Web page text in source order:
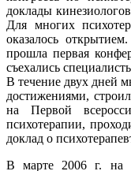
доклады
Для многих
оказалось
прошла первая
съехались
В течение двух дней
достижениями,
на Первой
психотерапии,
доклад о
В марте 2006 г. на